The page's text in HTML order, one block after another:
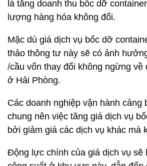
là tăng doanh thu bốc dỡ
lượng hàng hóa không đổi.
Mặc dù giá dịch vụ bốc dỡ
thảo thông tư này sẽ có ảnh
/cầu vốn thay đổi không ngừng về
ở Hải Phòng.
Các doanh nghiệp vận hành cảng
chung nên việc tăng giá dịch vụ
bởi giảm giá các dịch vụ khác mà
Động lực chính của giá dịch vụ sẽ